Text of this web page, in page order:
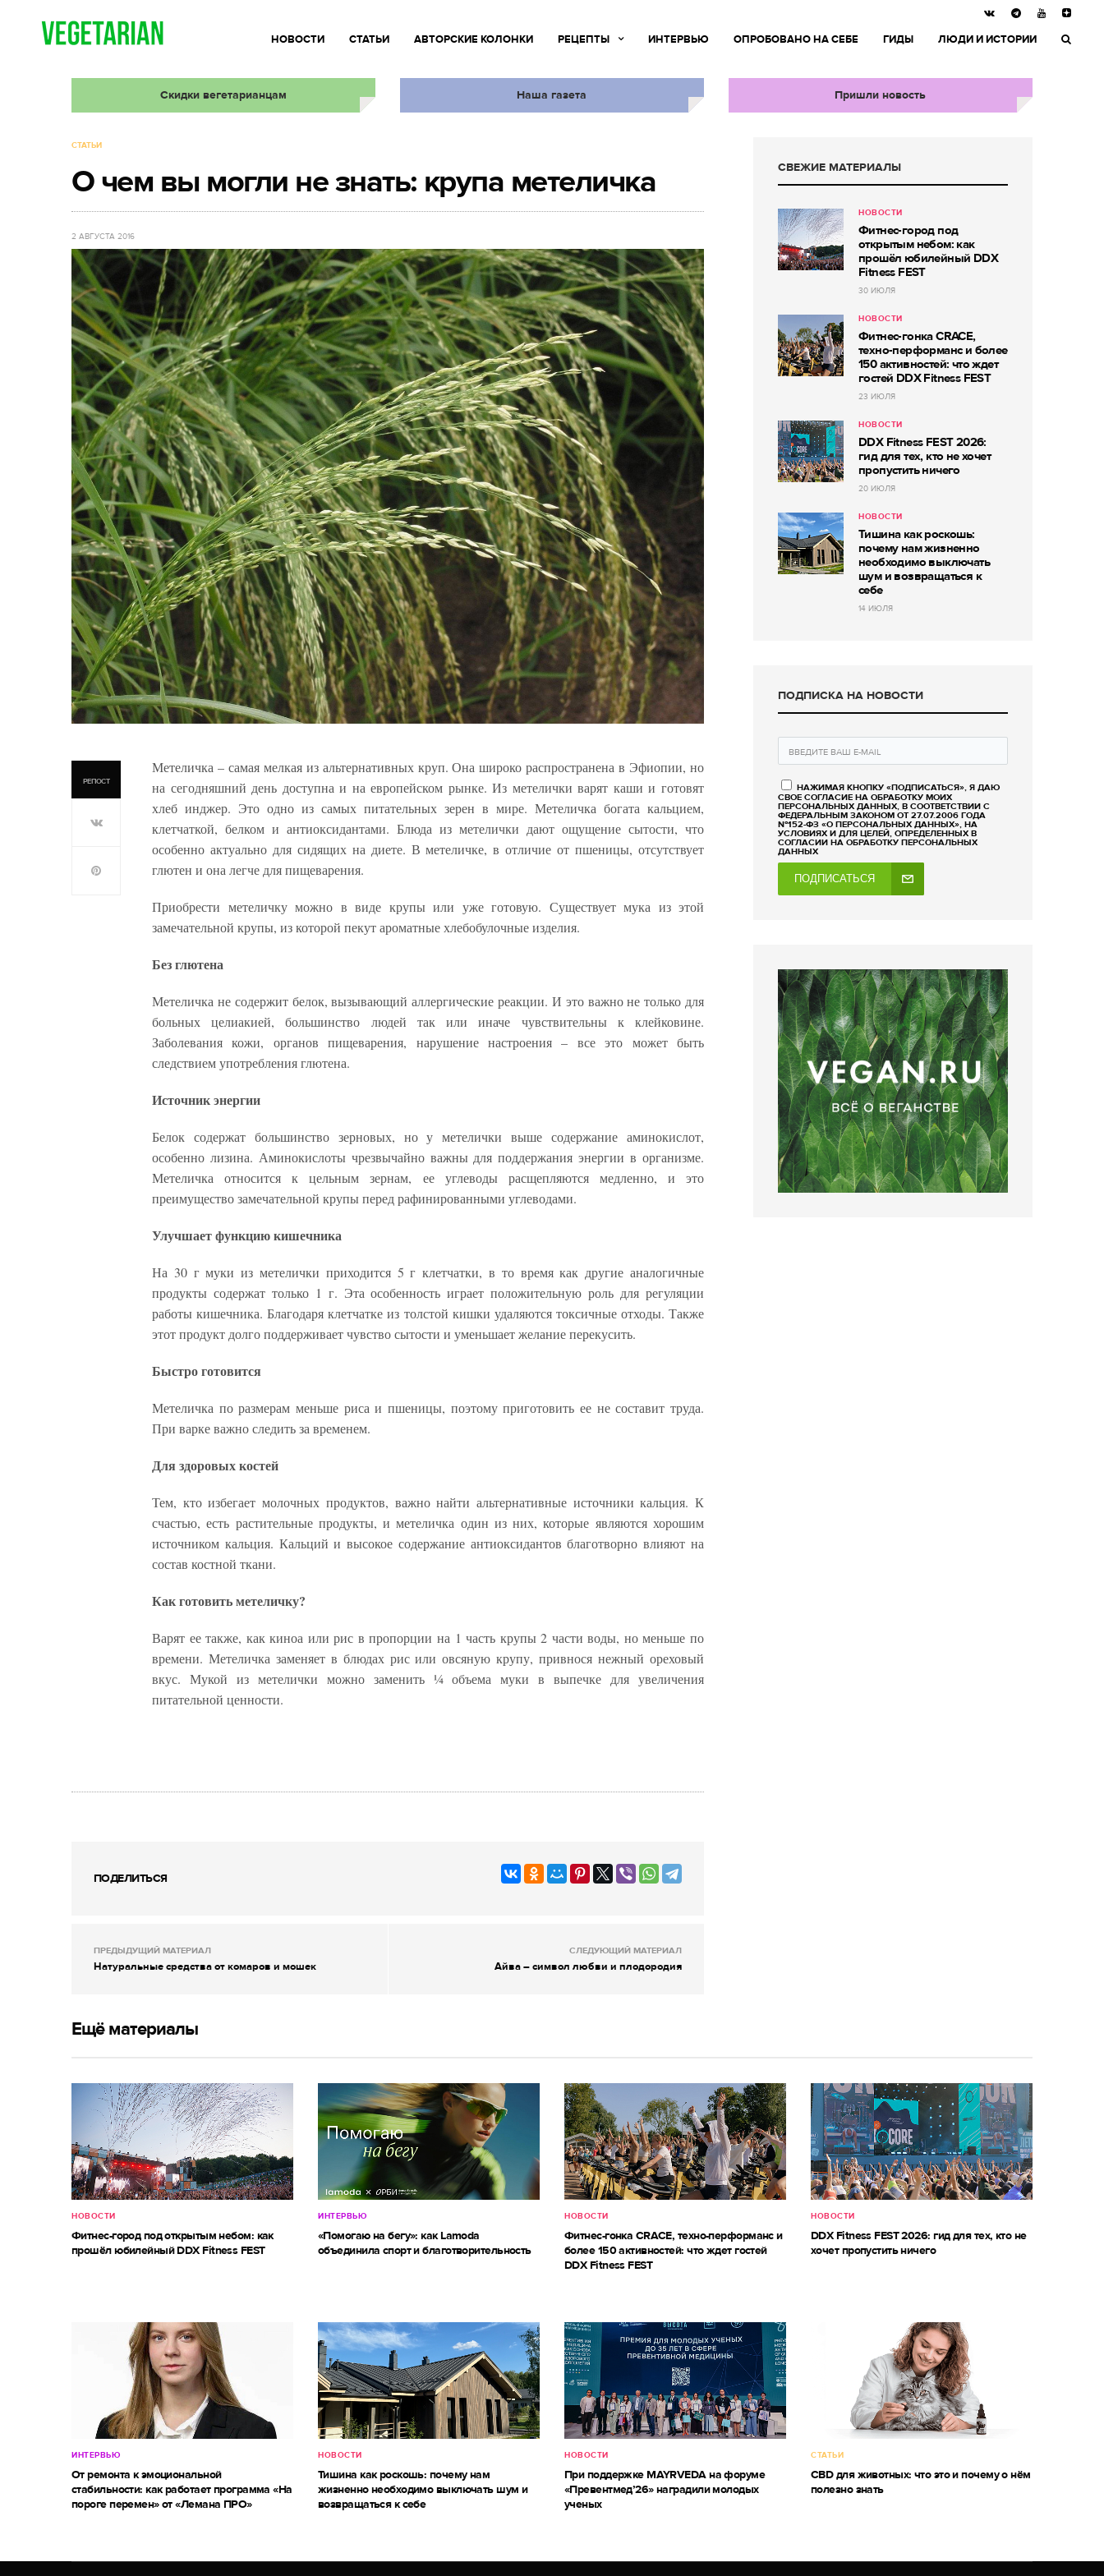
НОВОСТИ СТАТЬИ АВТОРСКИЕ КОЛОНКИ РЕЦЕПТЫ ИНТЕРВЬЮ ОПРОБОВАНО НА СЕБЕ ГИДЫ ЛЮДИ И ИСТОРИИ
Скидки вегетарианцам Наша газета Пришли новость
СТАТЬИ
О чем вы могли не знать: крупа метеличка
2 АВГУСТА 2016
РЕПОСТ
Метеличка – самая мелкая из альтернативных круп. Она широко распространена в Эфиопии, но
на сегодняшний день доступна и на европейском рынке. Из метелички варят каши и готовят
хлеб инджер. Это одно из самых питательных зерен в мире. Метеличка богата кальцием,
клетчаткой, белком и антиоксидантами. Блюда из метелички дают ощущение сытости, что
особенно актуально для сидящих на диете. В метеличке, в отличие от пшеницы, отсутствует
глютен и она легче для пищеварения.
Приобрести метеличку можно в виде крупы или уже готовую. Существует мука из этой
замечательной крупы, из которой пекут ароматные хлебобулочные изделия.
Без глютена
Метеличка не содержит белок, вызывающий аллергические реакции. И это важно не только для
больных целиакией, большинство людей так или иначе чувствительны к клейковине.
Заболевания кожи, органов пищеварения, нарушение настроения – все это может быть
следствием употребления глютена.
Источник энергии
Белок содержат большинство зерновых, но у метелички выше содержание аминокислот,
особенно лизина. Аминокислоты чрезвычайно важны для поддержания энергии в организме.
Метеличка относится к цельным зернам, ее углеводы расщепляются медленно, и это
преимущество замечательной крупы перед рафинированными углеводами.
Улучшает функцию кишечника
На 30 г муки из метелички приходится 5 г клетчатки, в то время как другие аналогичные
продукты содержат только 1 г. Эта особенность играет положительную роль для регуляции
работы кишечника. Благодаря клетчатке из толстой кишки удаляются токсичные отходы. Также
этот продукт долго поддерживает чувство сытости и уменьшает желание перекусить.
Быстро готовится
Метеличка по размерам меньше риса и пшеницы, поэтому приготовить ее не составит труда.
При варке важно следить за временем.
Для здоровых костей
Тем, кто избегает молочных продуктов, важно найти альтернативные источники кальция. К
счастью, есть растительные продукты, и метеличка один из них, которые являются хорошим
источником кальция. Кальций и высокое содержание антиоксидантов благотворно влияют на
состав костной ткани.
Как готовить метеличку?
Варят ее также, как киноа или рис в пропорции на 1 часть крупы 2 части воды, но меньше по
времени. Метеличка заменяет в блюдах рис или овсяную крупу, привнося нежный ореховый
вкус. Мукой из метелички можно заменить ¼ объема муки в выпечке для увеличения
питательной ценности.
ПОДЕЛИТЬСЯ
ПРЕДЫДУЩИЙ МАТЕРИАЛ
Натуральные средства от комаров и мошек
СЛЕДУЮЩИЙ МАТЕРИАЛ
Айва – символ любви и плодородия
СВЕЖИЕ МАТЕРИАЛЫ
НОВОСТИ
Фитнес-город под
открытым небом: как
прошёл юбилейный DDX
Fitness FEST
30 ИЮЛЯ
НОВОСТИ
Фитнес-гонка CRACE,
техно-перформанс и более
150 активностей: что ждет
гостей DDX Fitness FEST
23 ИЮЛЯ
НОВОСТИ
DDX Fitness FEST 2026:
гид для тех, кто не хочет
пропустить ничего
20 ИЮЛЯ
НОВОСТИ
Тишина как роскошь:
почему нам жизненно
необходимо выключать
шум и возвращаться к
себе
14 ИЮЛЯ
ПОДПИСКА НА НОВОСТИ
НАЖИМАЯ КНОПКУ «ПОДПИСАТЬСЯ», Я ДАЮ
СВОЕ СОГЛАСИЕ НА ОБРАБОТКУ МОИХ
ПЕРСОНАЛЬНЫХ ДАННЫХ, В СООТВЕТСТВИИ С
ФЕДЕРАЛЬНЫМ ЗАКОНОМ ОТ 27.07.2006 ГОДА
№152-ФЗ «О ПЕРСОНАЛЬНЫХ ДАННЫХ», НА
УСЛОВИЯХ И ДЛЯ ЦЕЛЕЙ, ОПРЕДЕЛЕННЫХ В
СОГЛАСИИ НА ОБРАБОТКУ ПЕРСОНАЛЬНЫХ
ДАННЫХ
ПОДПИСАТЬСЯ
Ещё материалы
НОВОСТИ
Фитнес-город под открытым небом: как
прошёл юбилейный DDX Fitness FEST
ИНТЕРВЬЮ
«Помогаю на бегу»: как Lamoda
объединила спорт и благотворительность
НОВОСТИ
Фитнес-гонка CRACE, техно-перформанс и
более 150 активностей: что ждет гостей
DDX Fitness FEST
НОВОСТИ
DDX Fitness FEST 2026: гид для тех, кто не
хочет пропустить ничего
ИНТЕРВЬЮ
От ремонта к эмоциональной
стабильности: как работает программа «На
пороге перемен» от «Лемана ПРО»
НОВОСТИ
Тишина как роскошь: почему нам
жизненно необходимо выключать шум и
возвращаться к себе
НОВОСТИ
При поддержке MAYRVEDA на форуме
«Превентмед’26» наградили молодых
ученых
СТАТЬИ
CBD для животных: что это и почему о нём
полезно знать